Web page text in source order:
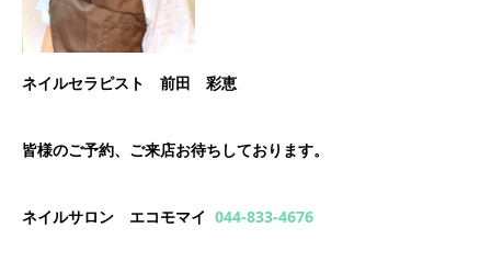
ネイルセラピスト 前田 彩恵
皆様のご予約、ご来店お待ちしております。
ネイルサロン エコモマイ 044-833-4676